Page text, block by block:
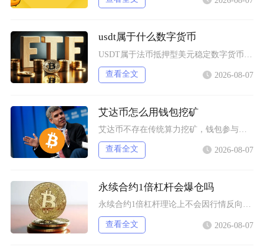
usdt属于什么数字货币
查看全文 2026-08-07
艾达币怎么用钱包挖矿
查看全文 2026-08-07
永续合约1倍杠杆会爆仓吗
永续合约1倍杠杆理论上不会因行情反向波动直接爆仓，但长期持仓叠加手续费、资金费率持续消耗保
查看全文 2026-08-07